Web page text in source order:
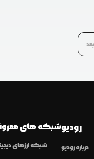
شبکه های
شبکه ارزهای
رودیو
درباره رودیو